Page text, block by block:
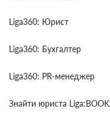
Liga360: Юрист
Liga360: Бухгалтер
Liga360: PR-менеджер
Знайти юриста Liga:BOOK